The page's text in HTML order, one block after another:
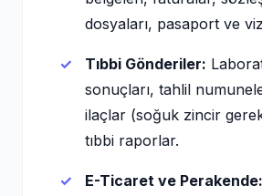
dosyaları, pasaport ve
Tıbbi Gönderiler:
sonuçları, tahlil
ilaçlar (soğuk zincir
tıbbi raporlar.
E-Ticaret ve Perakende: